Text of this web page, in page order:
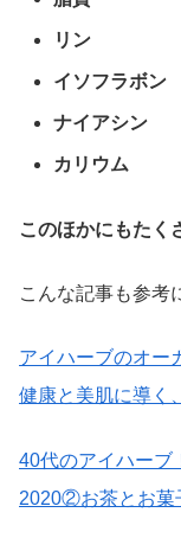
リン
イソフラボン
ナイアシン
カリウム
このほかにもたく
こんな記事も参考
アイハーブのオー
健康と美肌に導く
40代のアイハーブ
2020②お茶とお菓